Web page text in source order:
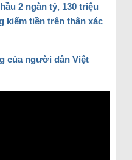
2 ngàn tỷ, 130 triệu
kiếm tiền trên thân xác
của người dân Việt